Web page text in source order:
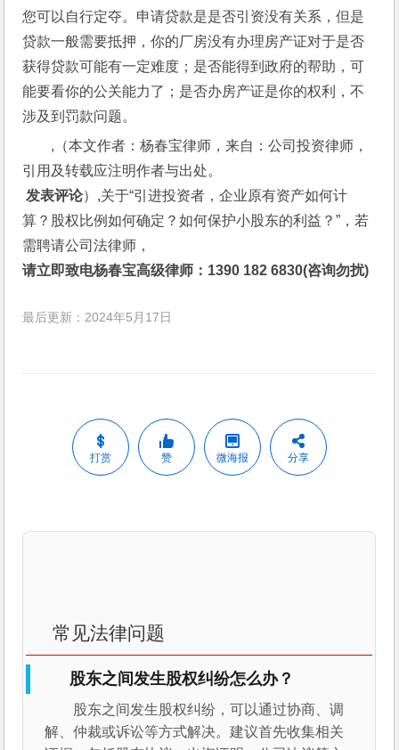
您可以自行定夺。申请贷款是是否引资没有关系，但是
贷款一般需要抵押，你的厂房没有办理房产证对于是否
获得贷款可能有一定难度；是否能得到政府的帮助，可
能要看你的公关能力了；是否办房产证是你的权利，不
涉及到罚款问题。
,（本文作者：杨春宝律师，来自：公司投资律师，
引用及转载应注明作者与出处。
发表评论）,关于“引进投资者，企业原有资产如何计
算？股权比例如何确定？如何保护小股东的利益？”，若
需聘请公司法律师，
请立即致电杨春宝高级律师：1390 182 6830(咨询勿扰)
最后更新：2024年5月17日
打赏 赞 微海报 分享
常见法律问题
股东之间发生股权纠纷怎么办？
股东之间发生股权纠纷，可以通过协商、调
解、仲裁或诉讼等方式解决。建议首先收集相关